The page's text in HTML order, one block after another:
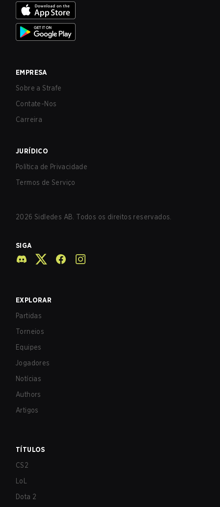
EMPRESA
Sobre a Strafe
Contate-Nos
Carreira
JURÍDICO
Política de Privacidade
Termos de Serviço
2026 Sidledes AB. Todos os direitos reservados.
SIGA
EXPLORAR
Partidas
Torneios
Equipes
Jogadores
Notícias
Authors
Artigos
TÍTULOS
CS2
LoL
Dota 2